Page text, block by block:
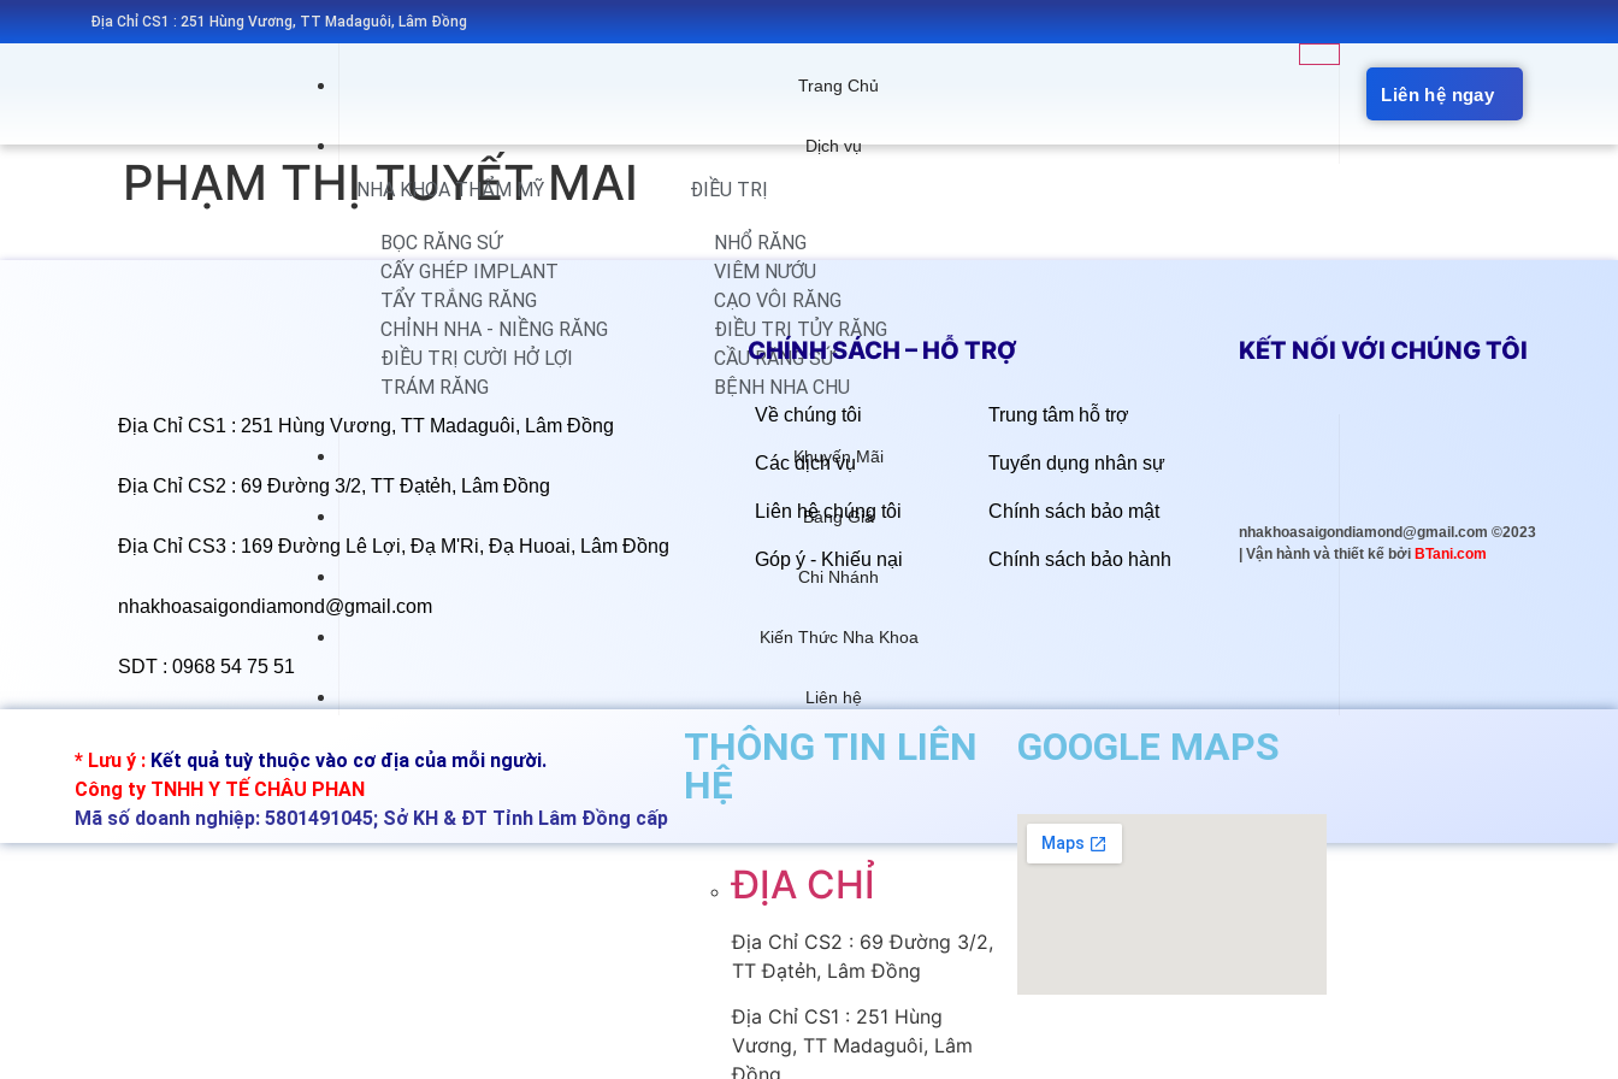
Địa Chỉ CS1 : 251 Hùng Vương, TT Madaguôi, Lâm Đồng
Trang Chủ
Dịch vụ
NHA KHOA THẨM MỸ
BỌC RĂNG SỨ
CẤY GHÉP IMPLANT
TẨY TRẮNG RĂNG
CHỈNH NHA - NIỀNG RĂNG
ĐIỀU TRỊ CƯỜI HỞ LỢI
TRÁM RĂNG
ĐIỀU TRỊ
NHỔ RĂNG
VIÊM NƯỚU
CẠO VÔI RĂNG
ĐIỀU TRỊ TỦY RĂNG
CẦU RĂNG SỨ
BỆNH NHA CHU
Khuyến Mãi
Bảng Giá
Chi Nhánh
Kiến Thức Nha Khoa
Liên hệ
THÔNG TIN LIÊN
HỆ
ĐỊA CHỈ
Địa Chỉ CS2 : 69 Đường 3/2,
TT Đạtẻh, Lâm Đồng
Địa Chỉ CS1 : 251 Hùng
Vương, TT Madaguôi, Lâm
GOOGLE MAPS
Liên hệ ngay
PHẠM THỊ TUYẾT MAI
Địa Chỉ CS1 : 251 Hùng Vương, TT Madaguôi, Lâm Đồng
Địa Chỉ CS2 : 69 Đường 3/2, TT Đạtẻh, Lâm Đồng
Địa Chỉ CS3 : 169 Đường Lê Lợi, Đạ M'Ri, Đạ Huoai, Lâm Đồng
nhakhoasaigondiamond@gmail.com
SDT : 0968 54 75 51
CHÍNH SÁCH – HỖ TRỢ
Về chúng tôi
Các dịch vụ
Liên hệ chúng tôi
Góp ý - Khiếu nại
Trung tâm hỗ trợ
Tuyển dụng nhân sự
Chính sách bảo mật
Chính sách bảo hành
KẾT NỐI VỚI CHÚNG TÔI
nhakhoasaigondiamond@gmail.com ©2023
| Vận hành và thiết kế bởi BTani.com
* Lưu ý : Kết quả tuỳ thuộc vào cơ địa của mỗi người.
Công ty TNHH Y TẾ CHÂU PHAN
Mã số doanh nghiệp: 5801491045; Sở KH & ĐT Tỉnh Lâm Đồng cấp